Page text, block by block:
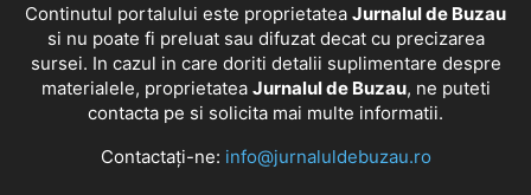
Continutul portalului este proprietatea Jurnalul de Buzau
si nu poate fi preluat sau difuzat decat cu precizarea
sursei. In cazul in care doriti detalii suplimentare despre
materialele, proprietatea Jurnalul de Buzau, ne puteti
contacta pe si solicita mai multe informatii.
Contactați-ne: info@jurnaluldebuzau.ro